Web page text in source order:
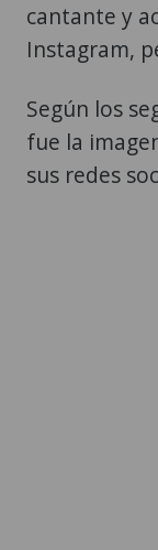
cantante y
Instagram,
Según los
fue la
sus redes